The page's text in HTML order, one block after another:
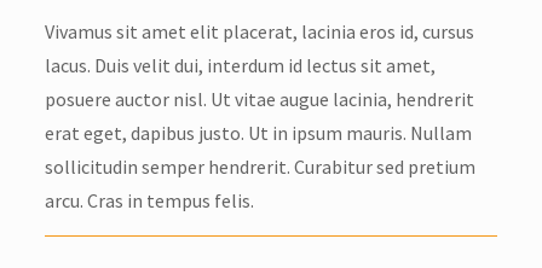
Vivamus sit amet elit placerat, lacinia eros id, cursus
lacus. Duis velit dui, interdum id lectus sit amet,
posuere auctor nisl. Ut vitae augue lacinia, hendrerit
erat eget, dapibus justo. Ut in ipsum mauris. Nullam
sollicitudin semper hendrerit. Curabitur sed pretium
arcu. Cras in tempus felis.